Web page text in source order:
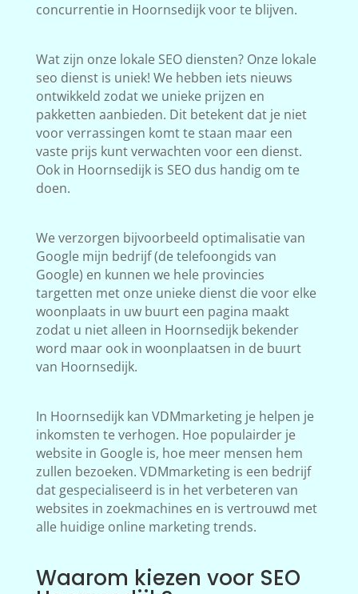
concurrentie in Hoornsedijk voor te blijven.
Wat zijn onze lokale SEO diensten? Onze lokale
seo dienst is uniek! We hebben iets nieuws
ontwikkeld zodat we unieke prijzen en
pakketten aanbieden. Dit betekent dat je niet
voor verrassingen komt te staan maar een
vaste prijs kunt verwachten voor een dienst.
Ook in Hoornsedijk is SEO dus handig om te
doen.
We verzorgen bijvoorbeeld optimalisatie van
Google mijn bedrijf (de telefoongids van
Google) en kunnen we hele provincies
targetten met onze unieke dienst die voor elke
woonplaats in uw buurt een pagina maakt
zodat u niet alleen in Hoornsedijk bekender
word maar ook in woonplaatsen in de buurt
van Hoornsedijk.
In Hoornsedijk kan VDMmarketing je helpen je
inkomsten te verhogen. Hoe populairder je
website in Google is, hoe meer mensen hem
zullen bezoeken. VDMmarketing is een bedrijf
dat gespecialiseerd is in het verbeteren van
websites in zoekmachines en is vertrouwd met
alle huidige online marketing trends.
Waarom kiezen voor SEO